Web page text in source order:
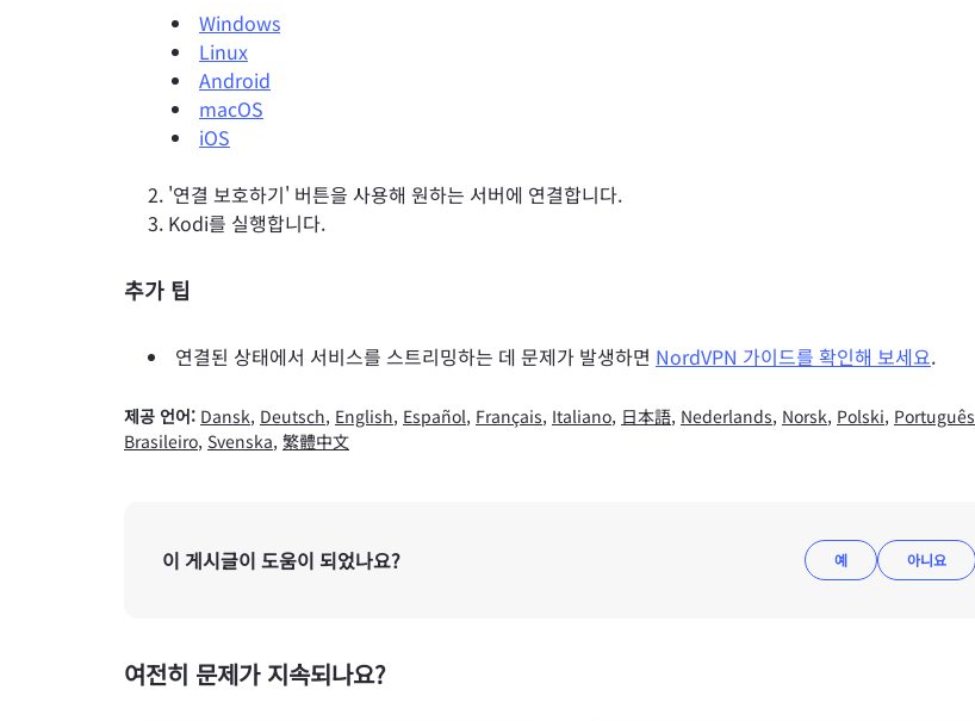
Windows
Linux
Android
macOS
iOS
'연결 보호하기' 버튼을 사용해 원하는 서버에 연결합니다.
Kodi를 실행합니다.
추가 팁
연결된 상태에서 서비스를 스트리밍하는 데 문제가 발생하면 NordVPN 가이드를 확인해 보세요.
제공 언어: Dansk, Deutsch, English, Español, Français, Italiano, 日本語, Nederlands, Norsk, Polski, Português
Brasileiro, Svenska, 繁體中文
이 게시글이 도움이 되었나요? 예 아니요
여전히 문제가 지속되나요?